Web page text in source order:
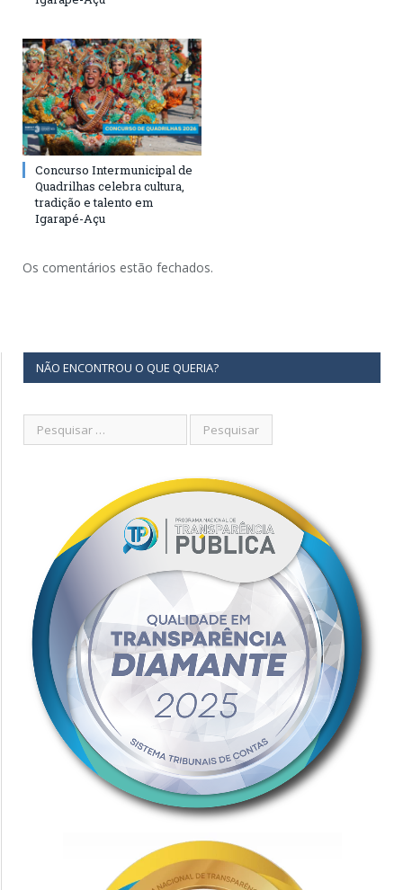
Concurso Intermunicipal de
Quadrilhas celebra cultura,
tradição e talento em
Igarapé-Açu
Os comentários estão fechados.
NÃO ENCONTROU O QUE QUERIA?